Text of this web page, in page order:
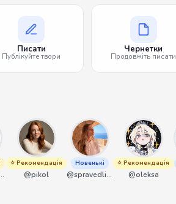
Писати
Публікуйте твори
Чернетки
Продовжіть писати
⭐ Рекомендація
@pikol
Новенькі
@spravedliwa
⭐ Рекомендація
@oleksa